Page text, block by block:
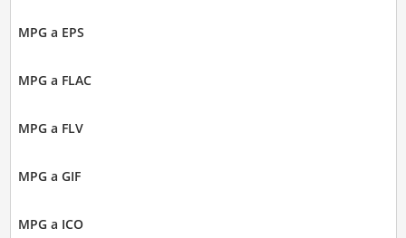
MPG a EPS
MPG a FLAC
MPG a FLV
MPG a GIF
MPG a ICO